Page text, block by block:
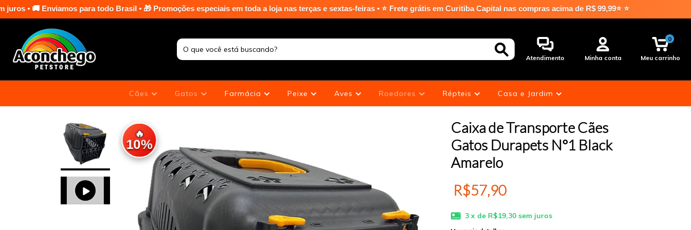
para todo Brasil • 🎁 Promoções especiais em toda a loja nas terças e sextas-feiras • ⭐ Frete grátis em Curitiba Capital nas compras acima de R$ 99,99⭐ ⭐
Atendimento Minha conta Meu carrinho
0
Cães Gatos Farmácia Peixe Aves Roedores Répteis Casa e Jardim
🔥
10%
Caixa de Transporte Cães
Gatos Durapets N°1 Black
Amarelo
R$57,90
3 x de R$19,30 sem juros